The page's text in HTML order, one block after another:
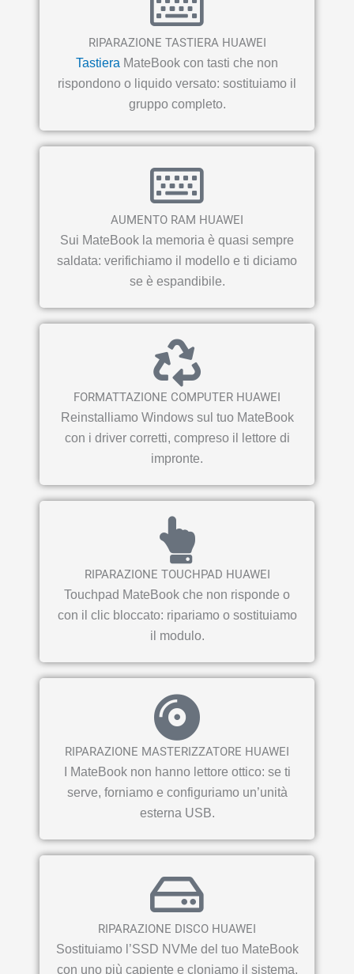
RIPARAZIONE TASTIERA HUAWEI
Tastiera MateBook con tasti che non
rispondono o liquido versato: sostituiamo il
gruppo completo.
AUMENTO RAM HUAWEI
Sui MateBook la memoria è quasi sempre
saldata: verifichiamo il modello e ti diciamo
se è espandibile.
FORMATTAZIONE COMPUTER HUAWEI
Reinstalliamo Windows sul tuo MateBook
con i driver corretti, compreso il lettore di
impronte.
RIPARAZIONE TOUCHPAD HUAWEI
Touchpad MateBook che non risponde o
con il clic bloccato: ripariamo o sostituiamo
il modulo.
RIPARAZIONE MASTERIZZATORE HUAWEI
I MateBook non hanno lettore ottico: se ti
serve, forniamo e configuriamo un’unità
esterna USB.
RIPARAZIONE DISCO HUAWEI
Sostituiamo l’SSD NVMe del tuo MateBook
con uno più capiente e cloniamo il sistema.